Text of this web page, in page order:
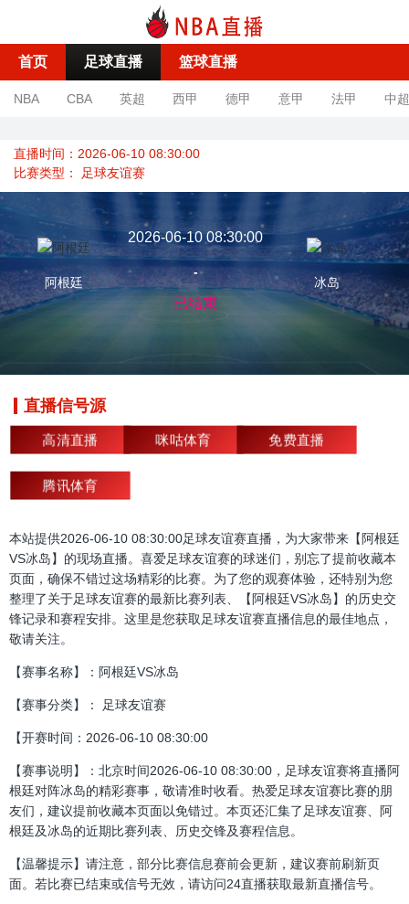
首页 足球直播 篮球直播
NBA CBA 英超 西甲 德甲 意甲 法甲 中超
直播时间：2026-06-10 08:30:00
比赛类型： 足球友谊赛
阿根廷
2026-06-10 08:30:00
-
已结束
冰岛
直播信号源
高清直播 咪咕体育 免费直播
腾讯体育
本站提供2026-06-10 08:30:00足球友谊赛直播，为大家带来【阿根廷
VS冰岛】的现场直播。喜爱足球友谊赛的球迷们，别忘了提前收藏本
页面，确保不错过这场精彩的比赛。为了您的观赛体验，还特别为您
整理了关于足球友谊赛的最新比赛列表、【阿根廷VS冰岛】的历史交
锋记录和赛程安排。这里是您获取足球友谊赛直播信息的最佳地点，
敬请关注。
【赛事名称】：阿根廷VS冰岛
【赛事分类】： 足球友谊赛
【开赛时间：2026-06-10 08:30:00
【赛事说明】：北京时间2026-06-10 08:30:00，足球友谊赛将直播阿
根廷对阵冰岛的精彩赛事，敬请准时收看。热爱足球友谊赛比赛的朋
友们，建议提前收藏本页面以免错过。本页还汇集了足球友谊赛、阿
根廷及冰岛的近期比赛列表、历史交锋及赛程信息。
【温馨提示】请注意，部分比赛信息赛前会更新，建议赛前刷新页
面。若比赛已结束或信号无效，请访问24直播获取最新直播信号。